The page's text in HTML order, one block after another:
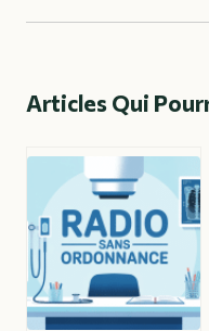
Articles Qui